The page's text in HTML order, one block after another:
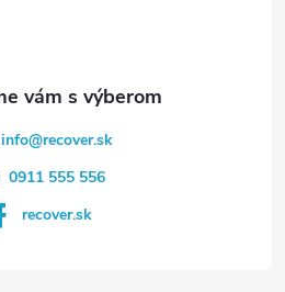
info@recover.sk
0911 555 556
recover.sk